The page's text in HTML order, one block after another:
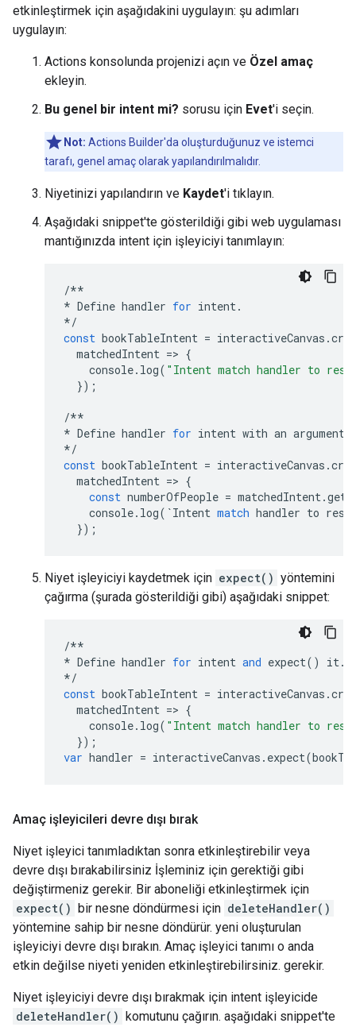
etkinleştirmek için aşağıdakini uygulayın: şu adımları
uygulayın:
Actions konsolunda projenizi açın ve Özel amaç
ekleyin.
Bu genel bir intent mi? sorusu için Evet'i seçin.
Not: Actions Builder'da oluşturduğunuz ve istemci
tarafı, genel amaç olarak yapılandırılmalıdır.
Niyetinizi yapılandırın ve Kaydet'i tıklayın.
Aşağıdaki snippet'te gösterildiği gibi web uygulaması
mantığınızda intent için işleyiciyi tanımlayın:
/**
* Define handler for intent.
*/
const bookTableIntent = interactiveCanvas .
matchedIntent => {
console. log( "Intent match handler to
});
/**
* Define handler for intent with an argument
*/
const bookTableIntent = interactiveCanvas .
matchedIntent => {
const numberOfPeople = matchedIntent.
console. log( `Intent match handler to
});
Niyet işleyiciyi kaydetmek için expect() yöntemini
çağırma (şurada gösterildiği gibi) aşağıdaki snippet:
/**
* Define handler for intent and expect() it.
*/
const bookTableIntent = interactiveCanvas .
matchedIntent => {
console. log( "Intent match handler to
});
var handler = interactiveCanvas . expect(
Amaç işleyicileri devre dışı bırak
Niyet işleyici tanımladıktan sonra etkinleştirebilir veya
devre dışı bırakabilirsiniz İşleminiz için gerektiği gibi
değiştirmeniz gerekir. Bir aboneliği etkinleştirmek için
expect() bir nesne döndürmesi için deleteHandler()
yöntemine sahip bir nesne döndürür. yeni oluşturulan
işleyiciyi devre dışı bırakın. Amaç işleyici tanımı o anda
etkin değilse niyeti yeniden etkinleştirebilirsiniz. gerekir.
Niyet işleyiciyi devre dışı bırakmak için intent işleyicide
deleteHandler() komutunu çağırın. aşağıdaki snippet'te